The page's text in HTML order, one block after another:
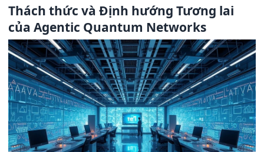
Thách thức và Định hướng Tương lai
của Agentic Quantum Networks